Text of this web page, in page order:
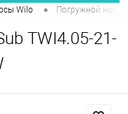
Wilo • Погружной насос
TWI4.05-21-